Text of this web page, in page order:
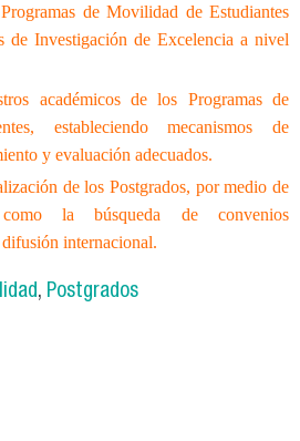
de Movilidad de Estudiantes
de Investigación de Excelencia a nivel
académicos de los Programas de
estableciendo mecanismos de
y evaluación adecuados.
de los Postgrados, por medio de
como la búsqueda de convenios
internacional.
, Postgrados